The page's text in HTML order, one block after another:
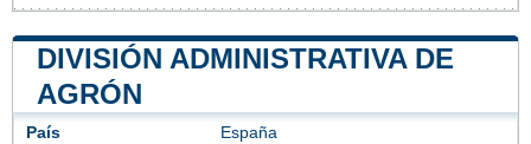
DIVISIÓN ADMINISTRATIVA DE
AGRÓN
País España